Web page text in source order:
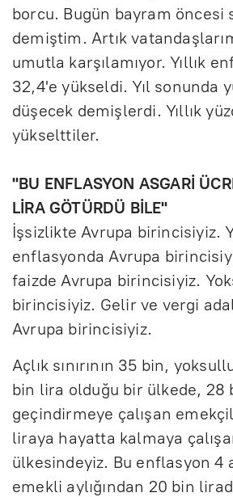
borcu. Bugün bayram öncesi
demiştim. Artık
umutla karşılamıyor. Yıllık
32,4'e yükseldi. Yıl sonunda
düşecek demişlerdi. Yıllık
yükselttiler.
"BU ENFLASYON ASGARİ
LİRA GÖTÜRDÜ BİLE"
İşsizlikte Avrupa birincisiyiz.
enflasyonda Avrupa
faizde Avrupa birincisiyiz.
birincisiyiz. Gelir ve vergi
Avrupa birincisiyiz.
Açlık sınırının 35 bin,
bin lira olduğu bir ülkede, 28
geçindirmeye çalışan
liraya hayatta kalmaya
ülkesindeyiz. Bu enflasyon 4
emekli aylığından 20 bin